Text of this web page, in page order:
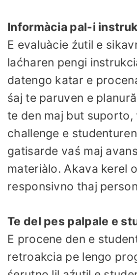
Informàcia pal-i
E evaluàcie źutil e
laćharen pengi
datengo katar e
śaj te paruven e
te den maj but suporto,
challenge e
gatisarde vaś maj
materiàlo. Akava kerel
responsivno thaj
Te del pes palpale e
E procene den e
retroakcia pe lengo